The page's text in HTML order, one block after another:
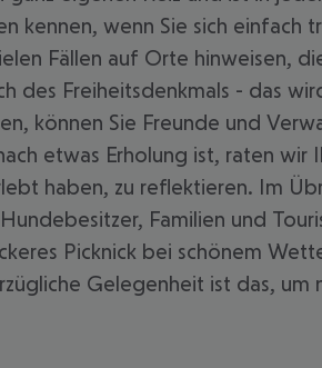
kennen, wenn Sie sich
Fällen auf Orte hinweisen,
des Freiheitsdenkmals - das
können Sie Freunde und
etwas Erholung ist, raten
haben, zu reflektieren. Im
Familien und
Picknick bei schönem
Gelegenheit ist das,